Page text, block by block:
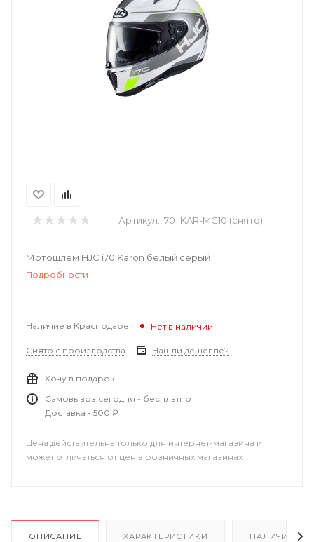
Артикул: I70_KAR-MC10 (снято)
Мотошлем HJC i70 Karon белый серый
Подробности
Наличие в Краснодаре Нет в наличии
Снято с производства Нашли дешевле?
Хочу в подарок
Самовывоз сегодня - бесплатно
Доставка - 500 ₽
Цена действительна только для интернет-магазина и
может отличаться от цен в розничных магазинах
ОПИСАНИЕ ХАРАКТЕРИСТИКИ НАЛИЧИЕ В